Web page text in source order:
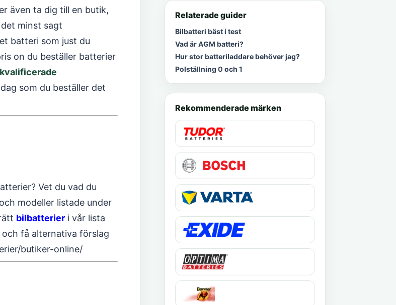
även ta dig till en butik,
minst sagt
batteri som just du
on du beställer batterier
kvalificerade
som du beställer det
Vet du vad du
modeller listade under
bilbatterier i vår lista
och få alternativa förslag
butiker-online/
Relaterade guider
Bilbatteri bäst i test
Vad är AGM batteri?
Hur stor batteriladdare behöver jag?
Polställning 0 och 1
Rekommenderade märken